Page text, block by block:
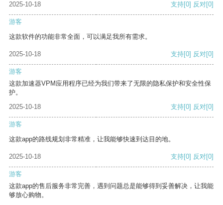
2025-10-18
支持[0] 反对[0]
游客
这款软件的功能非常全面，可以满足我所有需求。
2025-10-18 支持[0] 反对[0]
游客
这款加速器VPM应用程序已经为我们带来了无限的隐私保护和安全性保
护。
2025-10-18
支持[0] 反对[0]
游客
这款app的路线规划非常精准，让我能够快速到达目的地。
2025-10-18 支持[0] 反对[0]
游客
这款app的售后服务非常完善，遇到问题总是能够得到妥善解决，让我能
够放心购物。